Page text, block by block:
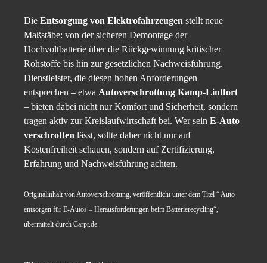
Die Entsorgung von Elektrofahrzeugen stellt neue
Maßstäbe: von der sicheren Demontage der
Hochvoltbatterie über die Rückgewinnung kritischer
Rohstoffe bis hin zur gesetzlichen Nachweisführung.
Dienstleister, die diesen hohen Anforderungen
entsprechen – etwa Autoverschrottung Kamp-Lintfort
– bieten dabei nicht nur Komfort und Sicherheit, sondern
tragen aktiv zur Kreislaufwirtschaft bei. Wer sein E-Auto
verschrotten lässt, sollte daher nicht nur auf
Kostenfreiheit schauen, sondern auf Zertifizierung,
Erfahrung und Nachweisführung achten.
Originalinhalt von Autoverschrottung, veröffentlicht unter dem Titel “ Auto
entsorgen für E-Autos – Herausforderungen beim Batterierecycling“,
übermittelt durch Carpr.de